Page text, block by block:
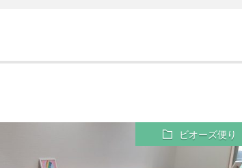
ビオーズ便り